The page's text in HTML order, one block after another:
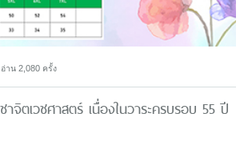
อ่าน 2,080 ครั้ง
จิตเวชศาสตร์ เนื่องในวาระครบรอบ 55 ปี